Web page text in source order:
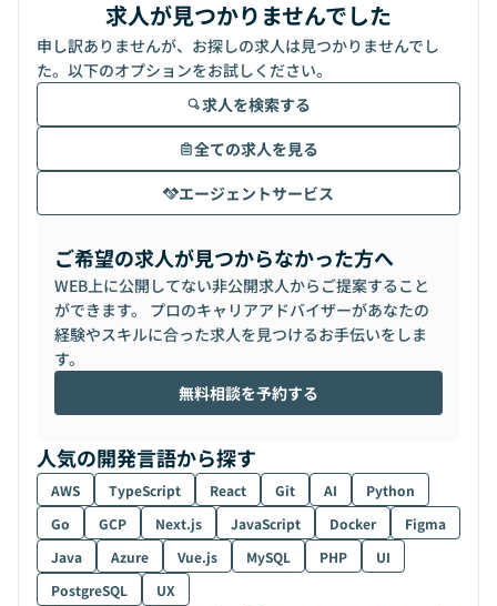
求人が見つかりませんでした
申し訳ありませんが、お探しの求人は見つかりませんでし
た。以下のオプションをお試しください。
求人を検索する
全ての求人を見る
エージェントサービス
ご希望の求人が見つからなかった方へ
WEB上に公開してない非公開求人からご提案すること
ができます。 プロのキャリアアドバイザーがあなたの
経験やスキルに合った求人を見つけるお手伝いをしま
す。
無料相談を予約する
人気の開発言語から探す
AWS TypeScript React Git AI
Python
Go
GCP Next.js JavaScript Docker
Figma
Java
Azure Vue.js MySQL PHP
UI
PostgreSQL
UX